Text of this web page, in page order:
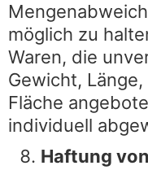
möglich zu
Waren, die
Gewicht,
Fläche
individuell
Haftung